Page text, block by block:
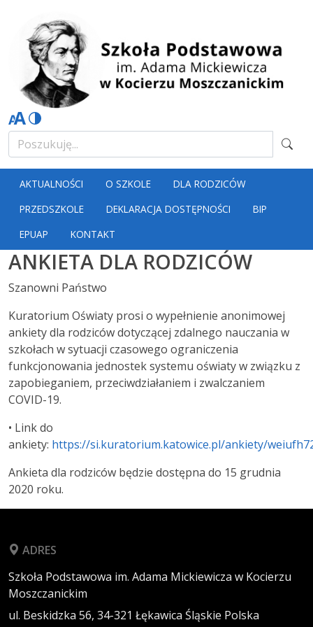
AKTUALNOŚCI O SZKOLE
DLA RODZICÓW
PRZEDSZKOLE
DEKLARACJA DOSTĘPNOŚCI
BIP
EPUAP
KONTAKT
ANKIETA DLA RODZICÓW
Szanowni Państwo
Kuratorium Oświaty prosi o wypełnienie anonimowej
ankiety dla rodziców dotyczącej zdalnego nauczania w
szkołach w sytuacji czasowego ograniczenia
funkcjonowania jednostek systemu oświaty w związku z
zapobieganiem, przeciwdziałaniem i zwalczaniem
COVID-19.
• Link do
ankiety: https://si.kuratorium.katowice.pl/ankiety/
Ankieta dla rodziców będzie dostępna do 15 grudnia
2020 roku.
ADRES
Szkoła Podstawowa im. Adama Mickiewicza w Kocierzu
Moszczanickim
ul. Beskidzka 56, 34-321 Łękawica Śląskie Polska